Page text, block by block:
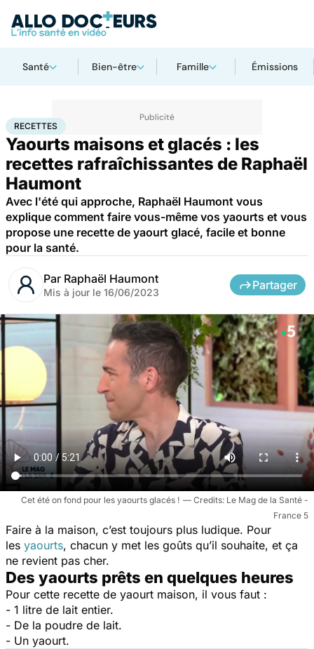
Santé Bien-être Famille Émissions
AccueilBien-être Recettes
RECETTES
Yaourts maisons et glacés : les
recettes rafraîchissantes de Raphaël
Haumont
Avec l'été qui approche, Raphaël Haumont vous
explique comment faire vous-même vos yaourts et vous
propose une recette de yaourt glacé, facile et bonne
pour la santé.
Par Raphaël Haumont
Mis à jour le 16/06/2023
Partager
Cet été on fond pour les yaourts glacés !
Le Mag de la Santé -
France 5
Faire à la maison, c’est toujours plus ludique. Pour
les yaourts, chacun y met les goûts qu’il souhaite, et ça
ne revient pas cher.
Des yaourts prêts en quelques heures
Pour cette recette de yaourt maison, il vous faut :
- 1 litre de lait entier.
- De la poudre de lait.
- Un yaourt.